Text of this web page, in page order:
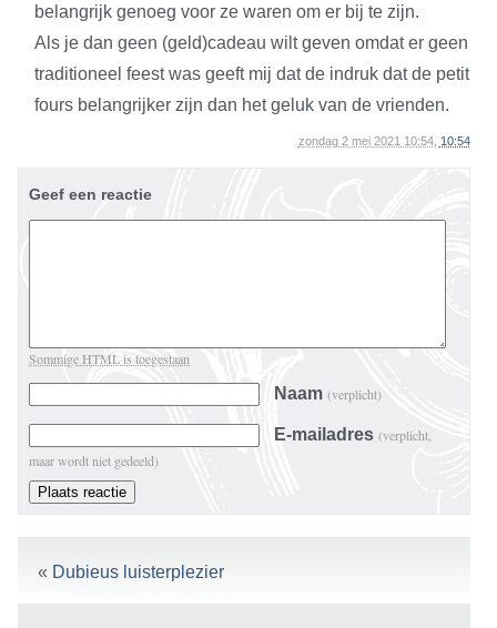
belangrijk genoeg voor ze waren om er bij te zijn.
Als je dan geen (geld)cadeau wilt geven omdat er geen
traditioneel feest was geeft mij dat de indruk dat de petit
fours belangrijker zijn dan het geluk van de vrienden.
zondag 2 mei 2021 10:54, 10:54
Geef een reactie
Sommige HTML is toegestaan
Naam (verplicht)
E-mailadres (verplicht,
maar wordt niet gedeeld)
« Dubieus luisterplezier